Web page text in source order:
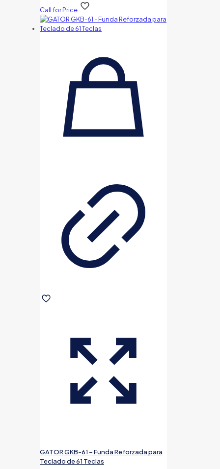
Call for Price
GATOR GKB-61 – Funda Reforzada para
Teclado de 61 Teclas